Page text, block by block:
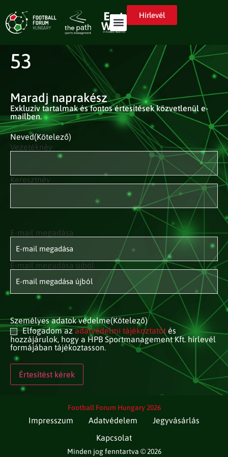
Hírlevél
53
Maradj naprakész
Exkluzív tartalmak és fontos értesítések közvetlenül e-
mailben.
Neved(Kötelező)
Vezetéknév
Keresztnév
E-mail
címed(Kötelező)
E-mail megadása
E-mail megadása újból
Személyes adatok védelme(Kötelező)
Elfogadom azadatvédelmi tájékoztatót és
hozzájárulok, hogy a HPB Sportmanagement Kft. hírlevél
formájában tájékoztasson.
Football Forum Hungary 2026
Impresszum Adatvédelem
Jegyvásárlás
Kapcsolat
Minden jog fenntartva © 2026